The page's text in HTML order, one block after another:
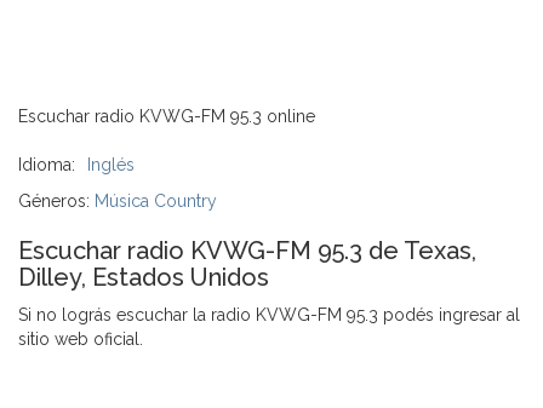
Escuchar radio KVWG-FM 95.3 online
Idioma:
Inglés
Géneros: Música Country
Escuchar radio KVWG-FM 95.3 de Texas,
Dilley, Estados Unidos
Si no lográs escuchar la radio KVWG-FM 95.3 podés ingresar al
sitio web oficial.